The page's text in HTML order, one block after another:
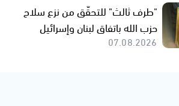
"طرف ثالث" للتحقّق من نزع سلاح
حزب الله باتفاق لبنان وإسرائيل
07.08.2026